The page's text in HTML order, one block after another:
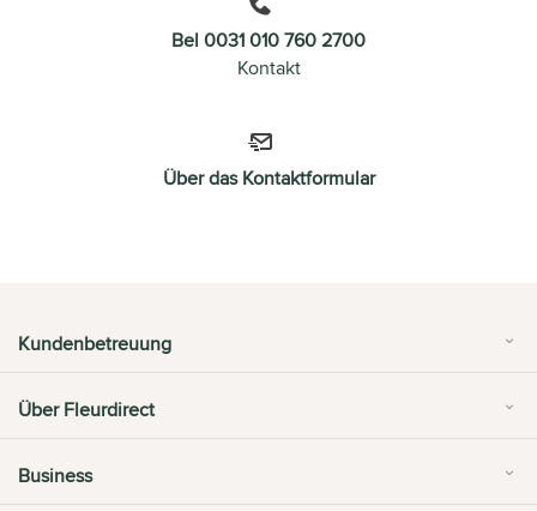
Bel 0031 010 760 2700
Kontakt
Über das Kontaktformular
Kundenbetreuung
Über Fleurdirect
Business